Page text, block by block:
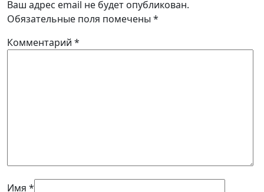
Ваш адрес email не будет опубликован.
Обязательные поля помечены *
Комментарий *
Имя *